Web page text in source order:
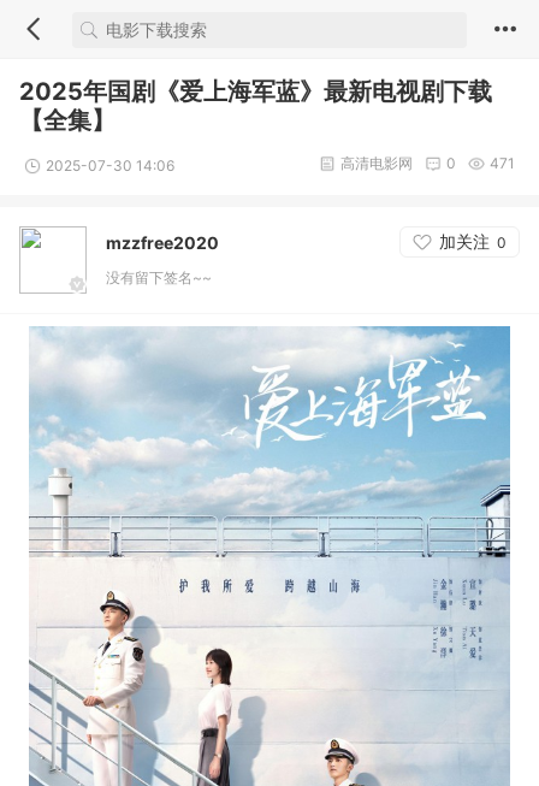
2025年国剧《爱上海军蓝》最新电视剧下载
【全集】
2025-07-30 14:06 471
0
高清电影网
mzzfree2020 加关注 0
没有留下签名~~